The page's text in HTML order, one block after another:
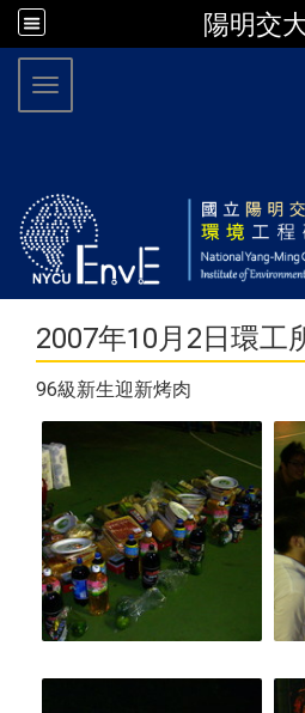
陽明交
Toggle navigation
2007年10月2日環工
96級新生迎新烤肉